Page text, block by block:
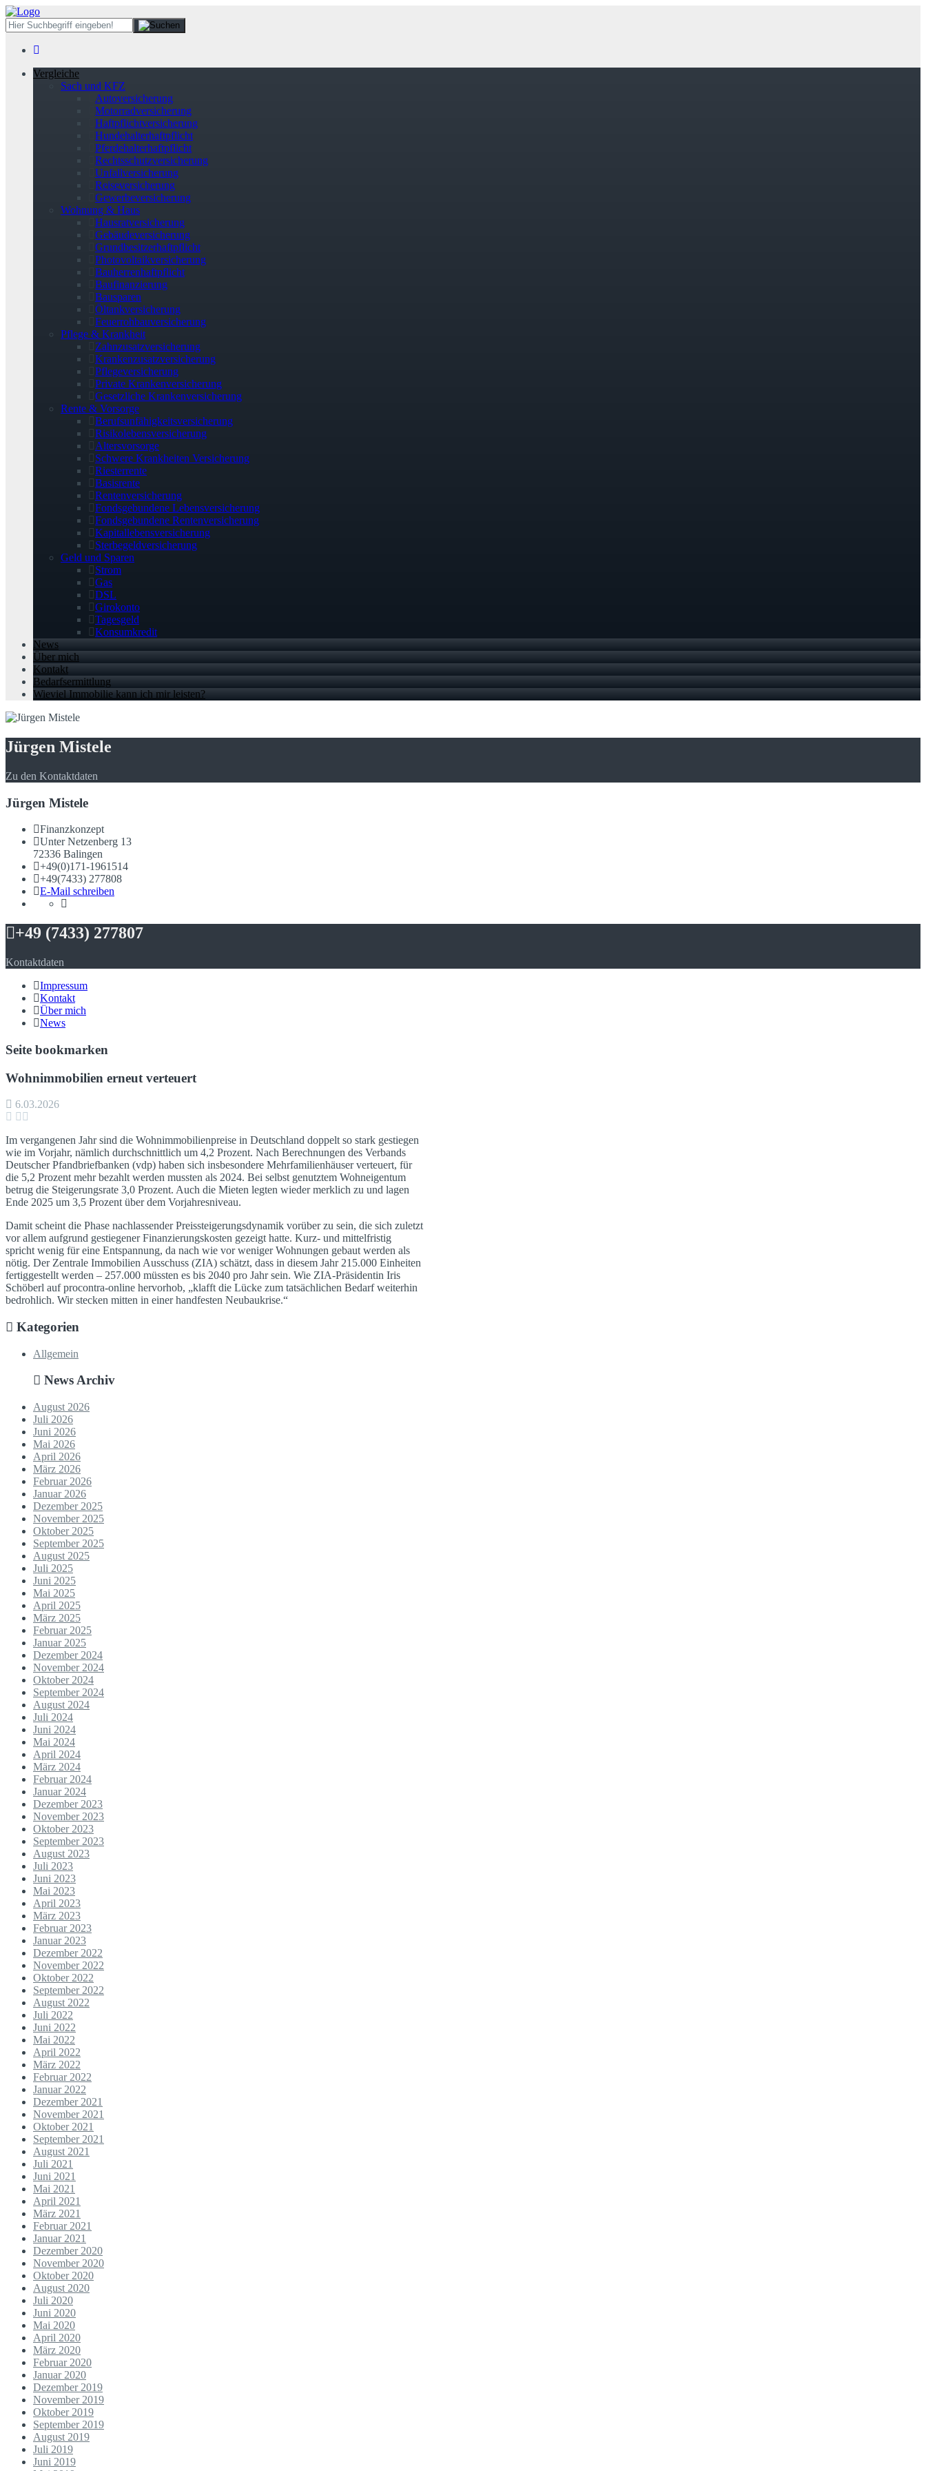
Vergleiche
Sach und KFZ
Autoversicherung
Motorradversicherung
Haftpflichtversicherung
Hundehalterhaftpflicht
Pferdehalterhaftpflicht
Rechtsschutzversicherung
Unfallversicherung
Reiseversicherung
Gewerbeversicherung
Wohnung & Haus
Hausratversicherung
Gebäudeversicherung
Grundbesitzerhaftpflicht
Photovoltaikversicherung
Bauherrenhaftpflicht
Baufinanzierung
Bausparen
Öltankversicherung
Feuerrohbauversicherung
Pflege & Krankheit
Zahnzusatzversicherung
Krankenzusatzversicherung
Pflegeversicherung
Private Krankenversicherung
Gesetzliche Krankenversicherung
Rente & Vorsorge
Berufs­unfähigkeitsversicherung
Risikolebensversicherung
Altersvorsorge
Schwere Krankheiten Versicherung
Riesterrente
Basisrente
Rentenversicherung
Fondsgebundene Lebensversicherung
Fondsgebundene Rentenversicherung
Kapitallebensversicherung
Sterbegeldversicherung
Geld und Sparen
Strom
Gas
DSL
Girokonto
Tagesgeld
Konsumkredit
News
Über mich
Kontakt
Bedarfsermittlung
Wieviel Immobilie kann ich mir leisten?
Jürgen Mistele
Zu den Kontaktdaten
Jürgen Mistele
Finanzkonzept
Unter Netzenberg 13
72336 Balingen
+49(0)171-1961514
+49(7433) 277808
E-Mail schreiben
+49 (7433) 277807
Kontaktdaten
Impressum
Kontakt
Über mich
News
Seite bookmarken
Wohnimmobilien erneut verteuert
6.03.2026
Im vergangenen Jahr sind die Wohnimmobilienpreise in Deutschland doppelt so stark gestiegen
wie im Vorjahr, nämlich durchschnittlich um 4,2 Prozent. Nach Berechnungen des Verbands
Deutscher Pfandbriefbanken (vdp) haben sich insbesondere Mehrfamilienhäuser verteuert, für
die 5,2 Prozent mehr bezahlt werden mussten als 2024. Bei selbst genutztem Wohneigentum
betrug die Steigerungsrate 3,0 Prozent. Auch die Mieten legten wieder merklich zu und lagen
Ende 2025 um 3,5 Prozent über dem Vorjahresniveau.
Damit scheint die Phase nachlassender Preissteigerungsdynamik vorüber zu sein, die sich zuletzt
vor allem aufgrund gestiegener Finanzierungskosten gezeigt hatte. Kurz- und mittelfristig
spricht wenig für eine Entspannung, da nach wie vor weniger Wohnungen gebaut werden als
nötig. Der Zentrale Immobilien Ausschuss (ZIA) schätzt, dass in diesem Jahr 215.000 Einheiten
fertiggestellt werden – 257.000 müssten es bis 2040 pro Jahr sein. Wie ZIA-Präsidentin Iris
Schöberl auf procontra-online hervorhob, „klafft die Lücke zum tatsächlichen Bedarf weiterhin
bedrohlich. Wir stecken mitten in einer handfesten Neubaukrise.“
Kategorien
Allgemein
News Archiv
August 2026
Juli 2026
Juni 2026
Mai 2026
April 2026
März 2026
Februar 2026
Januar 2026
Dezember 2025
November 2025
Oktober 2025
September 2025
August 2025
Juli 2025
Juni 2025
Mai 2025
April 2025
März 2025
Februar 2025
Januar 2025
Dezember 2024
November 2024
Oktober 2024
September 2024
August 2024
Juli 2024
Juni 2024
Mai 2024
April 2024
März 2024
Februar 2024
Januar 2024
Dezember 2023
November 2023
Oktober 2023
September 2023
August 2023
Juli 2023
Juni 2023
Mai 2023
April 2023
März 2023
Februar 2023
Januar 2023
Dezember 2022
November 2022
Oktober 2022
September 2022
August 2022
Juli 2022
Juni 2022
Mai 2022
April 2022
März 2022
Februar 2022
Januar 2022
Dezember 2021
November 2021
Oktober 2021
September 2021
August 2021
Juli 2021
Juni 2021
Mai 2021
April 2021
März 2021
Februar 2021
Januar 2021
Dezember 2020
November 2020
Oktober 2020
August 2020
Juli 2020
Juni 2020
Mai 2020
April 2020
März 2020
Februar 2020
Januar 2020
Dezember 2019
November 2019
Oktober 2019
September 2019
August 2019
Juli 2019
Juni 2019